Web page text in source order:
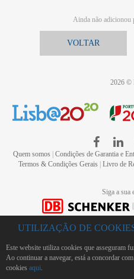
Ainda não adicionou
VOLTAR
2026 ©
Quem somos| Condições de Garantia e
Termos & Condições Gerais Livro de
Siga a sua
UTILIZAÇÃO DE
Este website utiliza cookies que asseguram
Ao continuar a navegar, está a concordar
cookies aqui.